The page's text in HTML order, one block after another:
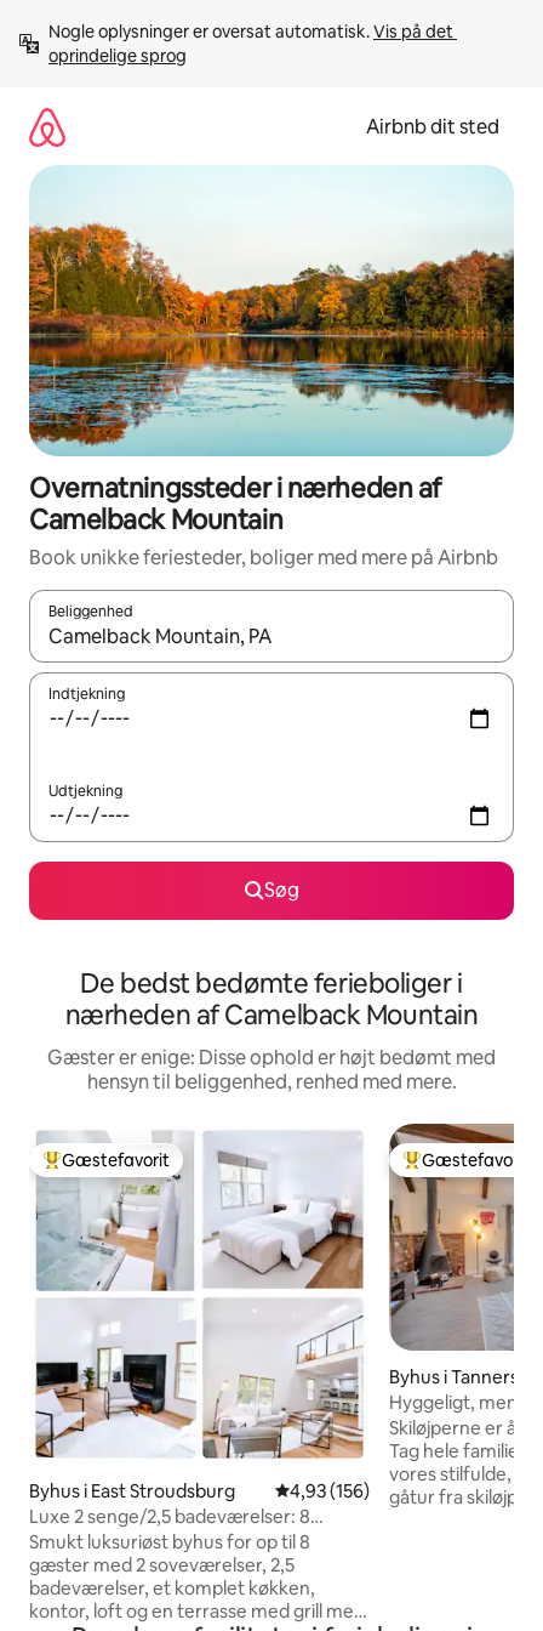
videre
Nogle oplysninger er oversat automatisk. Vis på det
oprindelige sprog
Airbnb dit sted
Overnatningssteder i nærheden af
Camelback Mountain
Book unikke feriesteder, boliger med mere på Airbnb
Beliggenhed
Når resultaterne er tilgængelige, skal du navigere med
Indtjekning
Udtjekning
Søg
De bedst bedømte ferieboliger i
nærheden af Camelback Mountain
Gæster er enige: Disse ophold er højt bedømt med
hensyn til beliggenhed, renhed med mere.
Bedste gæstefavorit
Gæstefavorit
Byhus i East Stroudsburg 4,93 ud af 5 i gennemsnitlig
4,93 (156)
Luxe 2 senge/2,5 badeværelser: 8
sovepladser, morgenmad/ski/udsigt
Smukt luksuriøst byhus for op til 8
gæster med 2 soveværelser, 2,5
badeværelser, et komplet køkken,
kontor, loft og en terrasse med grill med
Bedste
Gæstefavorit
Byhus i
Hyggeligt, men
på ski, svømme
Skiløjperne er
Tag hele familien
vores stilfulde,
gåtur fra